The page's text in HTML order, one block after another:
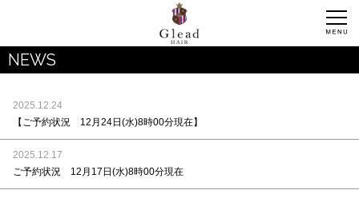
NEWS
2025.12.24
【ご予約状況 12月24日(水)8時00分現在】
2025.12.17
ご予約状況 12月17日(水)8時00分現在